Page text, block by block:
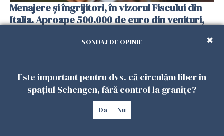
Menajere și îngrijitori, în vizorul Fiscului din
Italia. Aproape 500.000 de euro din venituri,
SONDAJ DE OPINIE
Este important pentru dvs. că circulăm liber în
spațiul Schengen, fără control la granițe?
Da Nu